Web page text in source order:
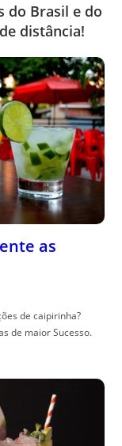
do Brasil e do
distância!
as
de caipirinha?
de maior Sucesso.